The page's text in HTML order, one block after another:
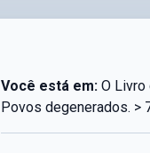
Você está em:O Livro
Povos degenerados. >